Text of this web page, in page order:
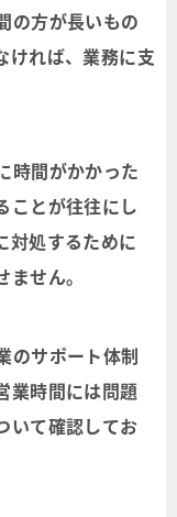
の方が長いもの
ければ、業務に支
時間がかかった
ことが往往にし
対処するために
せん。
のサポート体制
業時間には問題
いて確認してお